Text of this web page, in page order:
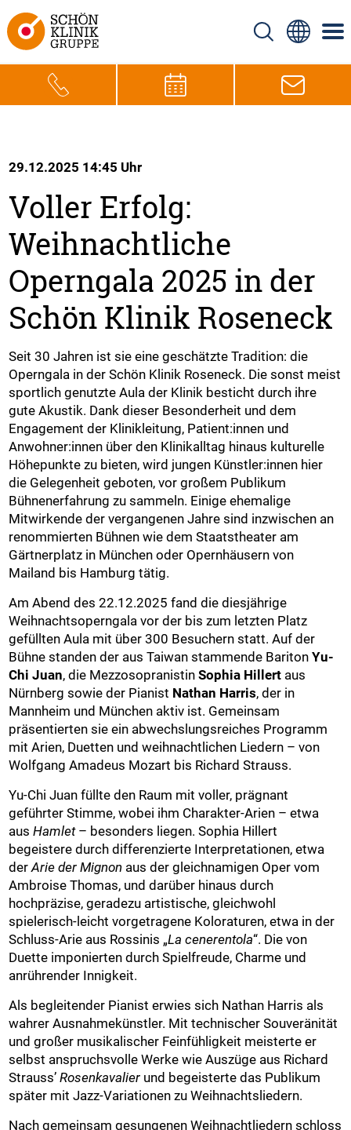
29.12.2025 14:45 Uhr
Voller Erfolg:
Weihnachtliche
Operngala 2025 in der
Schön Klinik Roseneck
Seit 30 Jahren ist sie eine geschätzte Tradition: die
Operngala in der Schön Klinik Roseneck. Die sonst meist
sportlich genutzte Aula der Klinik besticht durch ihre
gute Akustik. Dank dieser Besonderheit und dem
Engagement der Klinikleitung, Patient:innen und
Anwohner:innen über den Klinikalltag hinaus kulturelle
Höhepunkte zu bieten, wird jungen Künstler:innen hier
die Gelegenheit geboten, vor großem Publikum
Bühnenerfahrung zu sammeln. Einige ehemalige
Mitwirkende der vergangenen Jahre sind inzwischen an
renommierten Bühnen wie dem Staatstheater am
Gärtnerplatz in München oder Opernhäusern von
Mailand bis Hamburg tätig.
Am Abend des 22.12.2025 fand die diesjährige
Weihnachtsoperngala vor der bis zum letzten Platz
gefüllten Aula mit über 300 Besuchern statt. Auf der
Bühne standen der aus Taiwan stammende BaritonYu-
Chi Juan, die MezzosopranistinSophia Hillert aus
Nürnberg sowie der Pianist Nathan Harris, der in
Mannheim und München aktiv ist. Gemeinsam
präsentierten sie ein abwechslungsreiches Programm
mit Arien, Duetten und weihnachtlichen Liedern – von
Wolfgang Amadeus Mozart bis Richard Strauss.
Yu-Chi Juan füllte den Raum mit voller, prägnant
geführter Stimme, wobei ihm Charakter-Arien – etwa
ausHamlet– besonders liegen. Sophia Hillert
begeistere durch differenzierte Interpretationen, etwa
derArie der Mignon aus der gleichnamigen Oper vom
Ambroise Thomas, und darüber hinaus durch
hochpräzise, geradezu artistische, gleichwohl
spielerisch-leicht vorgetragene Koloraturen, etwa in der
Schluss-Arie aus Rossinis „La cenerentola“. Die von
Duette imponierten durch Spielfreude, Charme und
anrührender Innigkeit.
Als begleitender Pianist erwies sich Nathan Harris als
wahrer Ausnahmekünstler. Mit technischer Souveränität
und großer musikalischer Feinfühligkeit meisterte er
selbst anspruchsvolle Werke wie Auszüge aus Richard
Strauss’Rosenkavalier und begeisterte das Publikum
später mit Jazz-Variationen zu Weihnachtsliedern.
Nach gemeinsam gesungenen Weihnachtliedern schloss